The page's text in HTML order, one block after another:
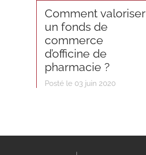
Comment valoriser
un fonds de
commerce
d’officine de
pharmacie ?
Posté le 03 juin 2020